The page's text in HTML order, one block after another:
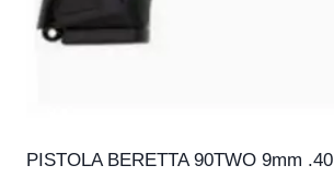
PISTOLA BERETTA 90TWO 9mm .40